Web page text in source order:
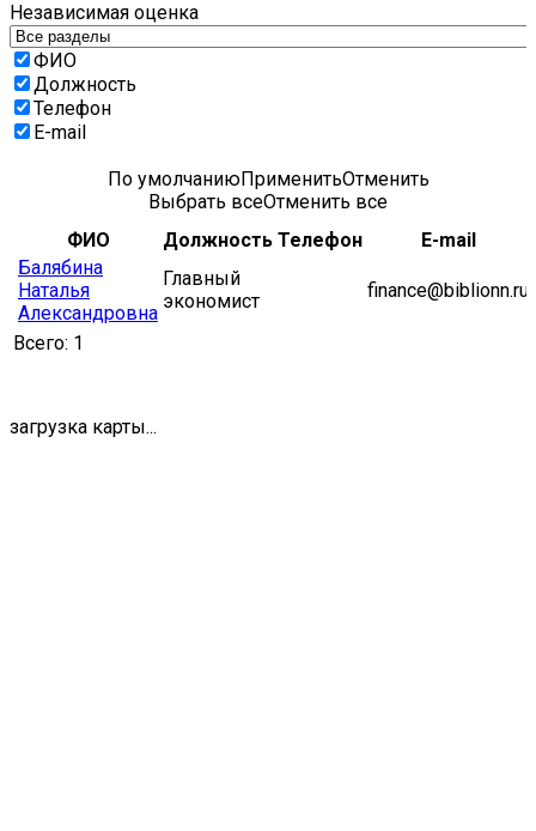
Независимая оценка
ФИО
Должность
Телефон
E-mail
По умолчаниюПрименитьОтменить
Выбрать всеОтменить все
ФИО
Должность Телефон
E-mail
Балябина
Наталья
Александровна
Главный
экономист
finance@biblionn.ru
Всего: 1
загрузка карты...